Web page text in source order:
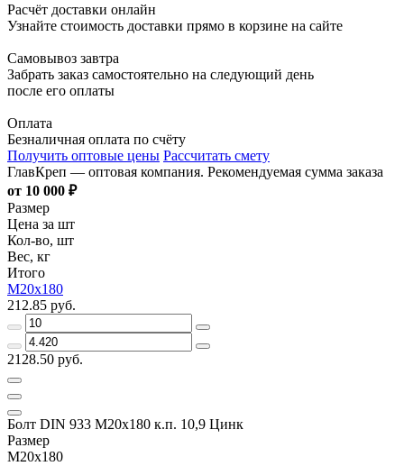
Расчёт доставки онлайн
Узнайте стоимость доставки прямо в корзине на сайте
Самовывоз завтра
Забрать заказ самостоятельно на следующий день
после его оплаты
Оплата
Безналичная оплата по счёту
Получить оптовые цены Рассчитать смету
ГлавКреп — оптовая компания. Рекомендуемая сумма заказа
от 10 000 ₽
Размер
Цена за шт
Кол-во, шт
Вес, кг
Итого
М20х180
212.85 руб.
2128.50 руб.
Болт DIN 933 М20х180 к.п. 10,9 Цинк
Размер
М20х180